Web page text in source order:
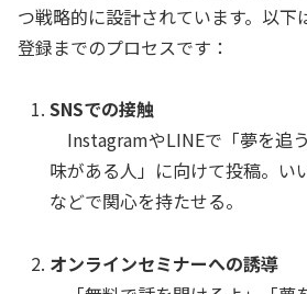
つ戦略的に設計されています。以下
登録までのプロセスです：
SNSでの接触
InstagramやLINEで「夢を追
味がある人」に向けて投稿。い
などで関心を持たせる。
オンラインセミナーへの誘導